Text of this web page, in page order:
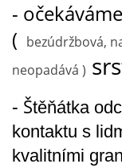
-
( bezúdržbová,
neopadává )
- Štěňátka
kontaktu s
kvalitními